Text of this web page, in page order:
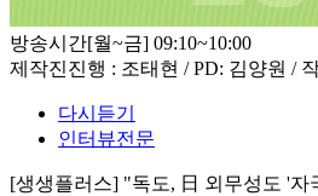
방송시간[월~금] 09:10~10:00
제작진진행 : 조태현 / PD: 김양원 /
다시듣기
인터뷰전문
[생생플러스] "독도, 日 외무성도 '자